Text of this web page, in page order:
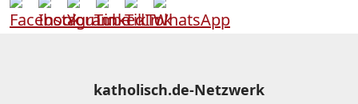
katholisch.de-Netzwerk